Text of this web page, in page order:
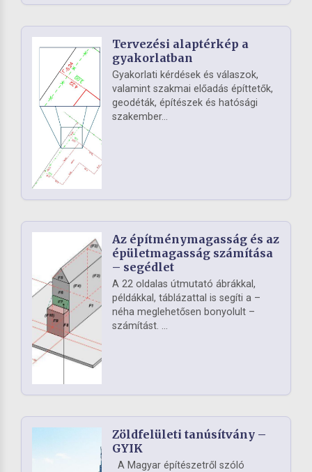
Tervezési alaptérkép a
gyakorlatban
Gyakorlati kérdések és válaszok,
valamint szakmai előadás építtetők,
geodéták, építészek és hatósági
szakember...
Az építménymagasság és az
épületmagasság számítása
– segédlet
A 22 oldalas útmutató ábrákkal,
példákkal, táblázattal is segíti a –
néha meglehetősen bonyolult –
számítást. ...
Zöldfelületi tanúsítvány –
GYIK
A Magyar építészetről szóló